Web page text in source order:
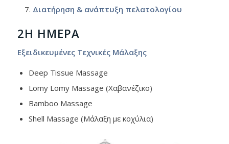
Διατήρηση & ανάπτυξη πελατολογίου
2Η ΗΜΈΡΑ
Εξειδικευμένες Τεχνικές Μάλαξης
Deep Tissue Massage
Lomy Lomy Massage (Χαβανέζικο)
Bamboo Massage
Shell Massage (Μάλαξη με κοχύλια)